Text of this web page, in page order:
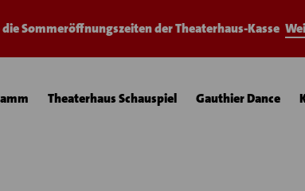
Sommeröffnungszeiten der Theaterhaus-Kasse
Theaterhaus Schauspiel Gauthier Dance